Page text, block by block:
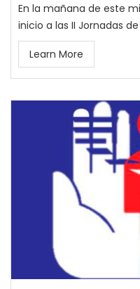
En la mañana de este
inicio a las II Jornadas
Learn More